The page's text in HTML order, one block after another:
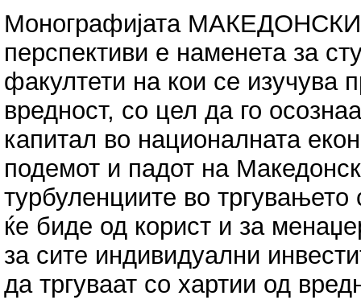
Монографијата
перспективи е наменета за
факултети на кои се изучува
вредност, со цел да го
капитал во националната
подемот и падот на
турбуленциите во
ќе биде од корист и за
за сите индивидуални
да тргуваат со хартии од